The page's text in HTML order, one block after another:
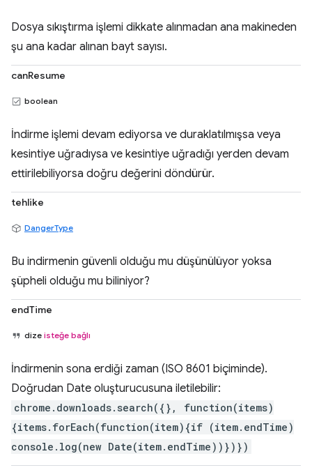
Dosya sıkıştırma işlemi dikkate alınmadan ana makineden
şu ana kadar alınan bayt sayısı.
canResume
boolean
İndirme işlemi devam ediyorsa ve duraklatılmışsa veya
kesintiye uğradıysa ve kesintiye uğradığı yerden devam
ettirilebiliyorsa doğru değerini döndürür.
tehlike
DangerType
Bu indirmenin güvenli olduğu mu düşünülüyor yoksa
şüpheli olduğu mu biliniyor?
endTime
dize isteğe bağlı
İndirmenin sona erdiği zaman (ISO 8601 biçiminde).
Doğrudan Date oluşturucusuna iletilebilir:
chrome.downloads.search({}, function(items)
{items.forEach(function(item){if (item.endTime)
console.log(new Date(item.endTime))})})